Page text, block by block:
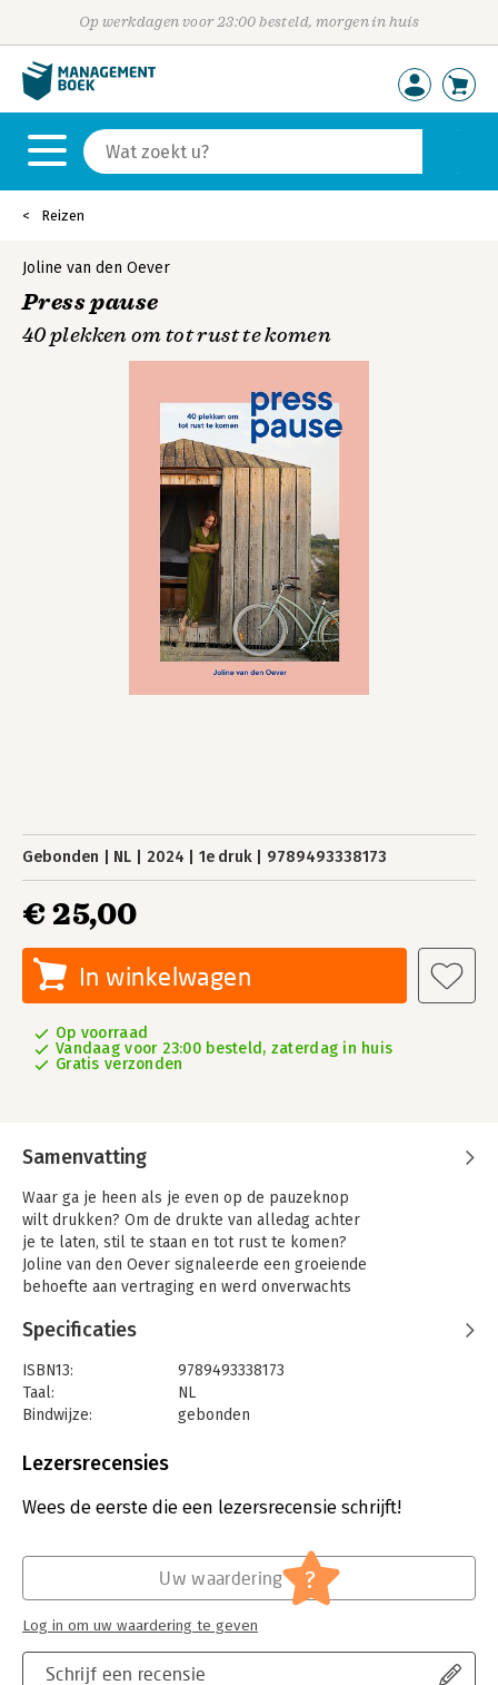
Op werkdagen voor 23:00 besteld, morgen in huis
Reizen
Joline van den Oever
Press pause
40 plekken om tot rust te komen
Gebonden NL 2024 1e druk 9789493338173
€ 25,00
In winkelwagen
Op voorraad
Vandaag voor 23:00 besteld, zaterdag in huis
Gratis verzonden
Samenvatting
Waar ga je heen als je even op de pauzeknop
wilt drukken? Om de drukte van alledag achter
je te laten, stil te staan en tot rust te komen?
Joline van den Oever signaleerde een groeiende
behoefte aan vertraging en werd onverwachts
In Press Pause ontdek je 40 originele (slaap)-
en oplaadt. Droom weg bij een lang verblijf off
the grid of kies een quick fix in de stad. En dat
hoeft niet altijd iets te kosten. Van kampeervlot
in de Italiaanse Alpen en van Zweedse boomhut
verhalen en inzichten die Van den Oever deelt,
voor iedere reislustige rustzoeker.
Specificaties
ISBN13:
9789493338173
Taal:
NL
Bindwijze:
gebonden
Druk:
Lezersrecensies
Wees de eerste die een lezersrecensie schrijft!
Schrijf een recensie
Uw waardering ?
Log in om uw waardering te geven